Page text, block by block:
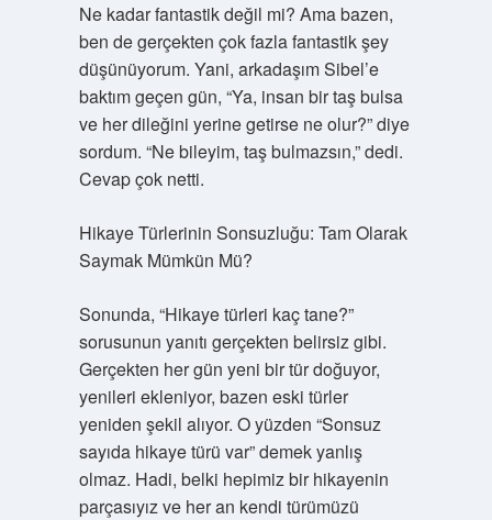
Ne kadar fantastik değil mi? Ama bazen,
ben de gerçekten çok fazla fantastik şey
düşünüyorum. Yani, arkadaşım Sibel’e
baktım geçen gün, “Ya, insan bir taş bulsa
ve her dileğini yerine getirse ne olur?” diye
sordum. “Ne bileyim, taş bulmazsın,” dedi.
Cevap çok netti.
Hikaye Türlerinin Sonsuzluğu: Tam Olarak
Saymak Mümkün Mü?
Sonunda, “Hikaye türleri kaç tane?”
sorusunun yanıtı gerçekten belirsiz gibi.
Gerçekten her gün yeni bir tür doğuyor,
yenileri ekleniyor, bazen eski türler
yeniden şekil alıyor. O yüzden “Sonsuz
sayıda hikaye türü var” demek yanlış
olmaz. Hadi, belki hepimiz bir hikayenin
parçasıyız ve her an kendi türümüzü